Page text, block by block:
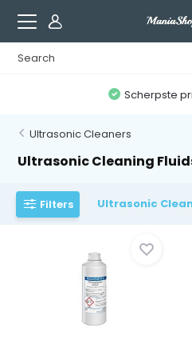
Ultrasonic Cleaners
Ultrasonic Cleaning
Filters Ultrasonic